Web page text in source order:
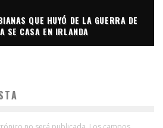
QUE HUYÓ DE LA GUERRA DE
SE CASA EN IRLANDA